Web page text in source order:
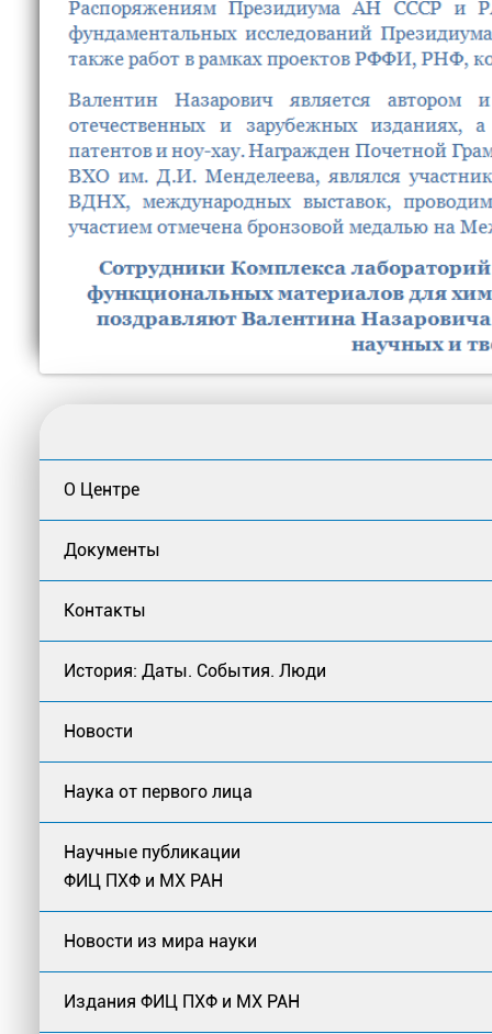
О Центре
Документы
Контакты
История: Даты. События. Люди
Новости
Наука от первого лица
Научные публикации
ФИЦ ПХФ и МХ РАН
Новости из мира науки
Издания ФИЦ ПХФ и МХ РАН